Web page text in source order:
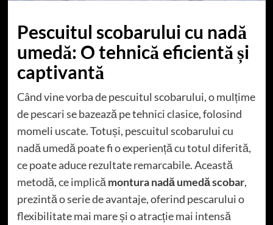
Pescuitul scobarului cu nadă
umedă: O tehnică eficientă și
captivantă
Când vine vorba de pescuitul scobarului, o mulțime
de pescari se bazează pe tehnici clasice, folosind
momeli uscate. Totuși, pescuitul scobarului cu
nadă umedă poate fi o experiență cu totul diferită,
ce poate aduce rezultate remarcabile. Această
metodă, ce implică montura nadă umedă scobar,
prezintă o serie de avantaje, oferind pescarului o
flexibilitate mai mare și o atracție mai intensă